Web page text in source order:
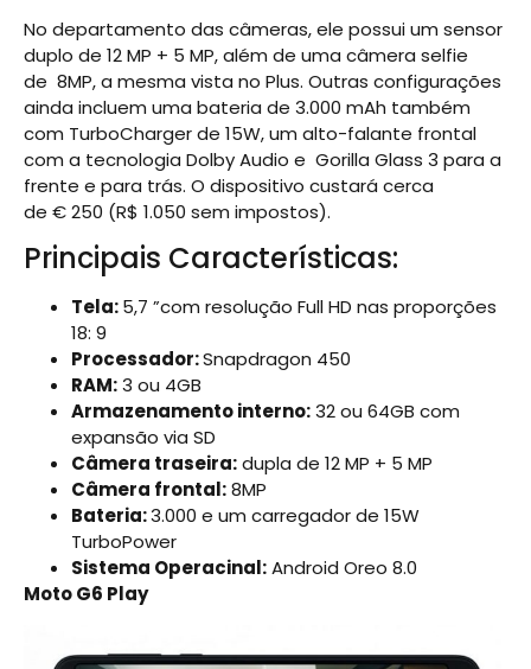
No departamento das câmeras, ele possui um sensor
duplo de 12 MP + 5 MP, além de uma câmera selfie
de 8MP, a mesma vista no Plus. Outras configurações
ainda incluem uma bateria de 3.000 mAh também
com TurboCharger de 15W, um alto-falante frontal
com a tecnologia Dolby Audio e Gorilla Glass 3 para a
frente e para trás. O dispositivo custará cerca
de € 250 (R$ 1.050 sem impostos).
Principais Características:
Tela:5,7 ”com resolução Full HD nas proporções
18: 9
Processador:Snapdragon 450
RAM:3 ou 4GB
Armazenamento interno:32 ou 64GB com
expansão via SD
Câmera traseira:dupla de 12 MP + 5 MP
Câmera frontal:8MP
Bateria:3.000 e um carregador de 15W
TurboPower
Sistema Operacinal:Android Oreo 8.0
Moto G6 Play